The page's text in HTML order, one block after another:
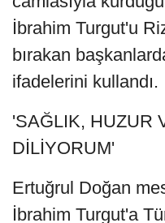
İbrahim Turgut'u
bırakan
ifadelerini kullandı.
'SAĞLIK, HUZUR
DİLİYORUM'
Ertuğrul Doğan
İbrahim Turgut'a